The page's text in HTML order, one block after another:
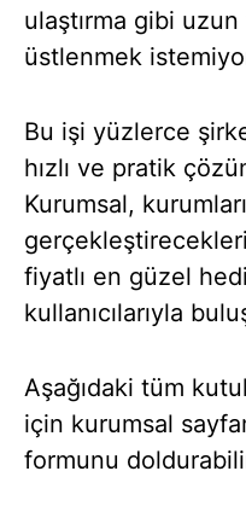
ulaştırma gibi
üstlenmek
Bu işi yüzlerce
hızlı ve pratik
Kurumsal,
fiyatlı en güzel
kullanıcılarıyla
Aşağıdaki tüm
için kurumsal
formunu